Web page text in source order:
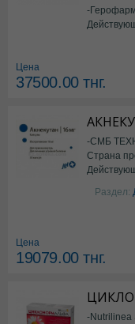
-
Цена
37500.00тнг.
-СМБ
Страна
Раздел:
Цена
19079.00тнг.
-Nutrilinea